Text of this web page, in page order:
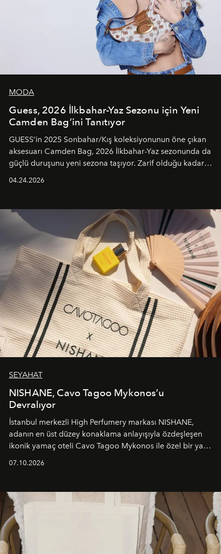
MODA
Guess, 2026 İlkbahar-Yaz Sezonu için Yeni
Camden Bag’ini Tanıtıyor
GUESS’in 2025 Sonbahar/Kış koleksiyonunun öne çıkan
aksesuarı Camden Bag, 2026 İlkbahar-Yaz sezonunda da
güçlü duruşunu yeni sezona taşıyor. Zarif olduğu kadar
04.24.2026
SEYAHAT
NISHANE, Cavo Tagoo Mykonos’u
Devralıyor
İstanbul merkezli High Perfumery markası NISHANE,
adanın en üst düzey konaklama anlayışıyla özdeşleşen
ikonik yamaç oteli Cavo Tagoo Mykonos ile özel bir yaz
buluşturarak markanın Cavo Tagoo’daki varlığını
sürükleyici ve mevsime özel bir deneyime dönüştürüyor.
07.10.2026